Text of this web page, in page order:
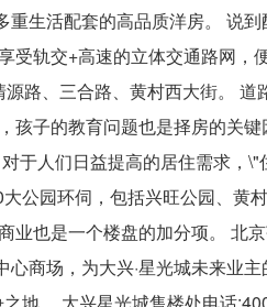
生活配套的高品质洋房。 说
受轨交+高速的立体交通路网
路、三合路、黄村西大街。
孩子的教育问题也是择房的关
于人们日益提高的居住需求，
公园环伺，包括兴旺公园、
业也是一个楼盘的加分项。 北
商场，为大兴·星光城未来业